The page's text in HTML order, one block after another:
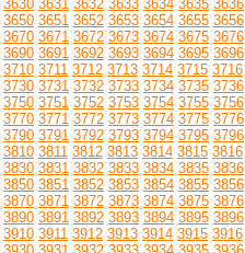
3630 3631 3632 3633 3634 3635 3636
3650 3651 3652 3653 3654 3655 3656
3670 3671 3672 3673 3674 3675 3676
3690 3691 3692 3693 3694 3695 3696
3710 3711 3712 3713 3714 3715 3716
3730 3731 3732 3733 3734 3735 3736
3750 3751 3752 3753 3754 3755 3756
3770 3771 3772 3773 3774 3775 3776
3790 3791 3792 3793 3794 3795 3796
3810 3811 3812 3813 3814 3815 3816
3830 3831 3832 3833 3834 3835 3836
3850 3851 3852 3853 3854 3855 3856
3870 3871 3872 3873 3874 3875 3876
3890 3891 3892 3893 3894 3895 3896
3910 3911 3912 3913 3914 3915 3916